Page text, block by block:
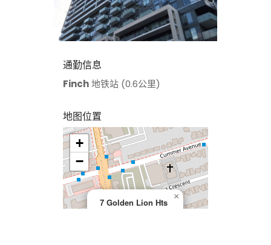
通勤信息
Finch地铁站 (0.6公里)
地图位置
7 Golden Lion Hts
×
+
−